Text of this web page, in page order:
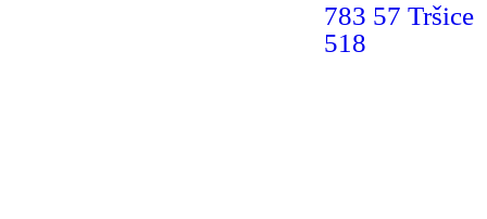
783 57 Tršice
518